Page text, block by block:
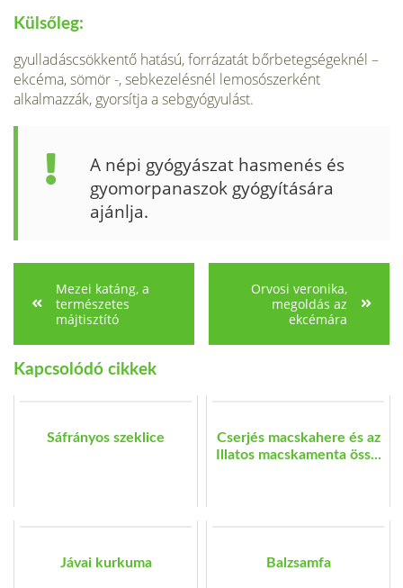
Külsőleg:
gyulladáscsök­kentő hatású, forrázatát bőrbetegségeknél –
ek­céma, sömör -, sebkezelésnél lemosószerként
alkalmazzák, gyorsítja a sebgyógyulást.
A népi gyógyászat hasmenés és
gyomorpa­naszok gyógyítására
ajánlja.
Mezei katáng, a
természetes
májtisztító
Orvosi veronika,
megoldás az
ekcémára
Kapcsolódó cikkek
Sáfrányos szeklice
Cserjés macskahere és az
Illatos macskamenta öss...
Jávai kurkuma Balzsamfa